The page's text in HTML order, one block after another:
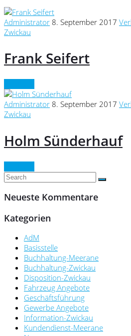
Administrator 8. September 2017
Zwickau
Frank Seifert
Administrator 8. September 2017
Zwickau
Holm Sünderhauf
Neueste Kommentare
Kategorien
AdM
Basisstelle
Buchhaltung-Meerane
Buchhaltung-Zwickau
Disposition-Zwickau
Fahrzeug Angebote
Geschäftsführung
Gewerbe Angebote
Information-Zwickau
Kundendienst-Meerane